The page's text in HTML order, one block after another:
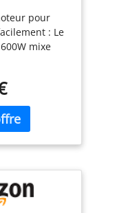
pour
: Le
mixe
plus durs
recettes
large gamme
Contrôle
main : 2
la
un